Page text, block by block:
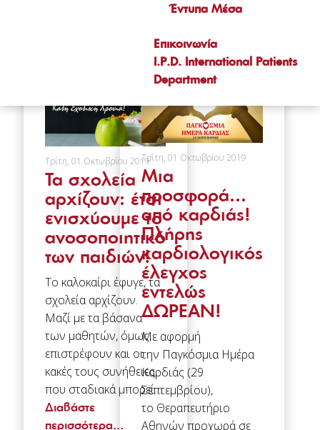
Έντυπα Μέσα
Επικοινωνία
I.P.D. International Patients
Department
Τρίτη, 01 Οκτωβρίου 2019
Τα σχολεία
αρχίζουν: έτσι
ενισχύουμε το
ανοσοποιητικό
των παιδιών!
Το καλοκαίρι έφυγε, τα
σχολεία αρχίζουν.
Μαζί με τα βάσανα
των μαθητών, όμως,
επιστρέφουν και οι
κακές τους συνήθειες,
που σταδιακά μπορεί…
Διαβάστε
περισσότερα...
Τρίτη, 01 Οκτωβρίου 2019
Μια
προσφορά…
από καρδιάς!
Πλήρης
καρδιολογικός
έλεγχος
εντελώς
ΔΩΡΕΑΝ!
Με αφορμή
την Παγκόσμια Ημέρα
Καρδιάς (29
Σεπτεμβρίου),
το Θεραπευτήριο
Αθηνών προχωρά σε